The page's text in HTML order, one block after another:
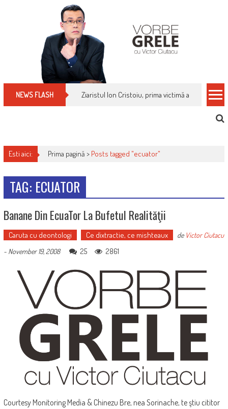
NEWS FLASH Ziaristul Ion Cristoiu, prima victimă a noi
Esti aici: Prima pagină > Posts tagged "ecuator"
TAG: ECUATOR
Banane Din EcuaTor La Bufetul Realităţii
Caruta cu deontologi Ce dixtractie, ce mishteaux de Victor Ciutacu
- November 19, 2008 25 2861
Courtesy Monitoring Media & Chinezu Bre, nea Sorinache, te ştiu cititor